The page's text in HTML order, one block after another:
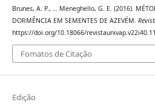
Brunes, A. P., … Meneghello, G. E. (2016).
DORMÊNCIA EM SEMENTES DE AZEVÉM.
https://doi.org/10.18066/
Fomatos de Citação
Edição